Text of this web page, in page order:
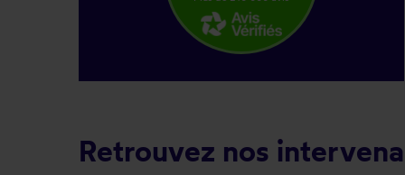
Retrouvez nos